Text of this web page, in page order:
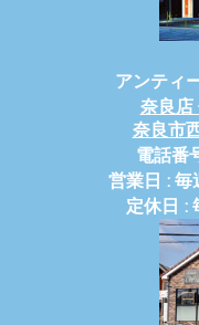
アンティ
奈良
奈良市
電話
営業日 :
定休日 :